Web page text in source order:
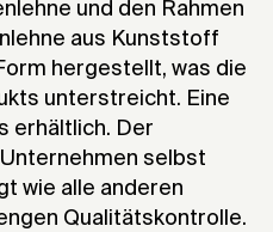
und den Rahmen
aus Kunststoff
hergestellt, was die
unterstreicht. Eine
erhältlich. Der
selbst
wie alle anderen
Qualitätskontrolle.